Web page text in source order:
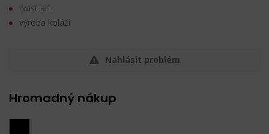
twist art
výroba koláží
Nahlásit problém
Hromadný nákup